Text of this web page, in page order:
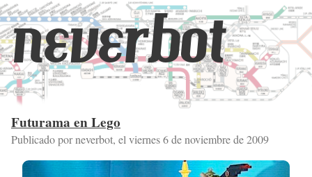
neverbot
Futurama en Lego
Publicado por neverbot, el viernes 6 de noviembre de 2009